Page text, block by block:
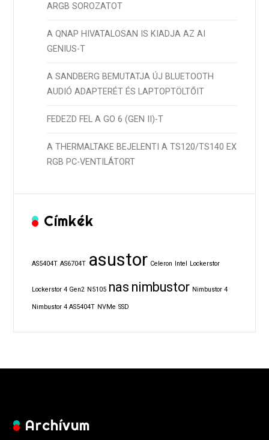
ARGB SOROZATOT
A QNAP HIVATALOSAN IS KIADJA AZ AI
GENIUS-T
A SANDBERG BEMUTATJA ÚJ BLUETOOTH
AUDIÓ ADAPTERÉT ÉS LAPTOPTÖLTŐIT
FEDEZD FEL A GO 6 (GEN II)-T
A THERMALTAKE BEJELENTI A TS120/TS140 EX
RGB PC-VENTILÁTORT
Címkék
AS5404T AS6704T asustor Celeron Intel Lockerstor
Lockerstor 4 Gen2 N5105 nas nimbustor Nimbustor 4
Nimbustor 4 AS5404T NVMe SSD
Archívum